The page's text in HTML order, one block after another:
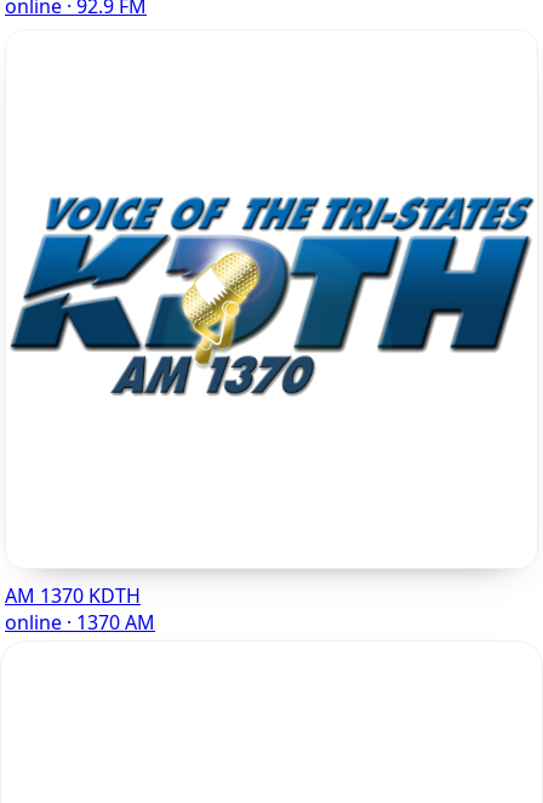
online · 92.9 FM
AM 1370 KDTH
online · 1370 AM